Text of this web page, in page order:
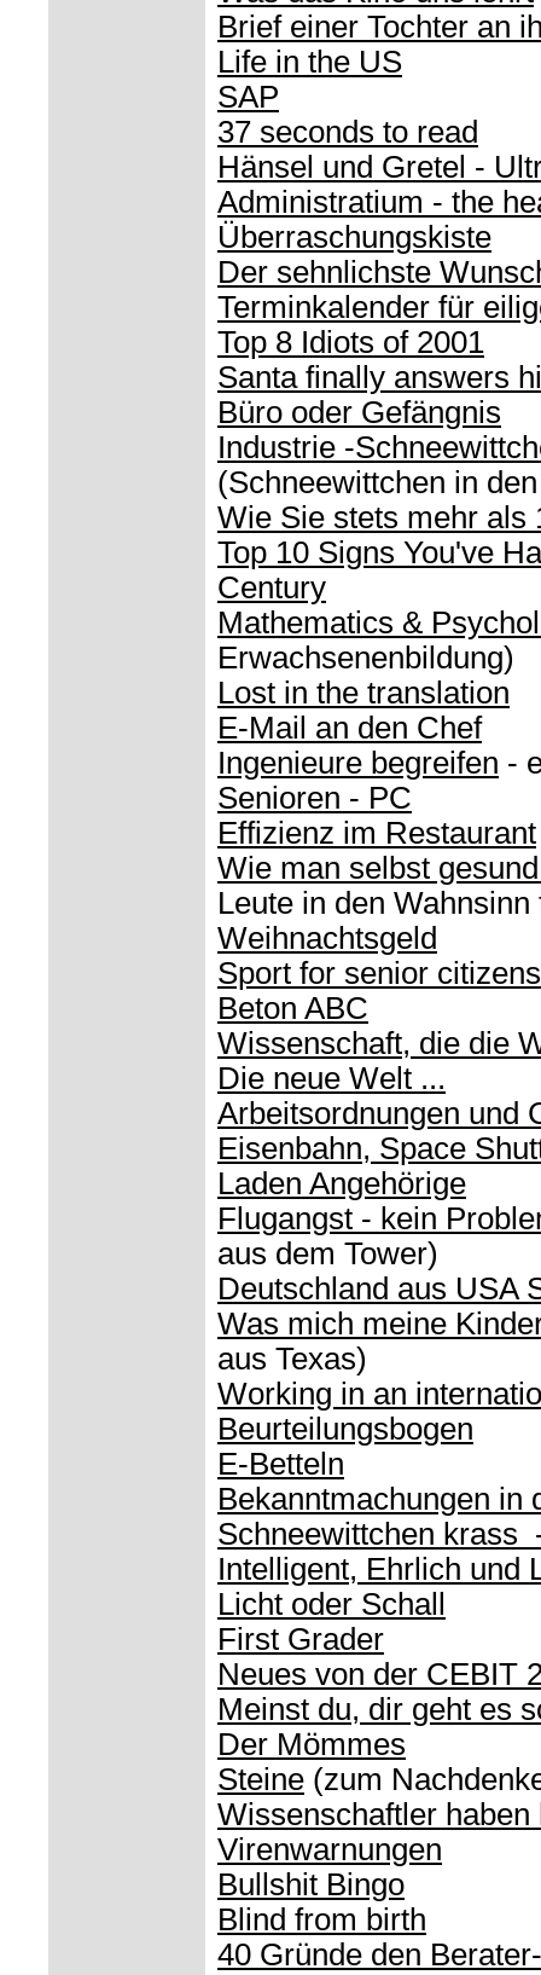
Brief einer Tochter an
Life in the US
SAP
37 seconds to read
Hänsel und Gretel -
Administratium - the
Überraschungskiste
Der sehnlichste
Terminkalender für
Top 8 Idiots of 2001
Santa finally answers
Büro oder Gefängnis
Industrie -
(Schneewittchen in
Wie Sie stets mehr als
Top 10 Signs You've
Century
Mathematics &
Erwachsenenbildung)
Lost in the translation
E-Mail an den Chef
Ingenieure begreifen -
Senioren - PC
Effizienz im Restaurant
Wie man selbst
Leute in den Wahnsinn
Weihnachtsgeld
Sport for senior citizens
Beton ABC
Wissenschaft, die die
Die neue Welt ...
Arbeitsordnungen und
Eisenbahn, Space
Laden Angehörige
Flugangst - kein
aus dem Tower)
Deutschland aus USA
Was mich meine
aus Texas)
Working in an
Beurteilungsbogen
E-Betteln
Bekanntmachungen in
Schneewittchen krass
Intelligent, Ehrlich und
Licht oder Schall
First Grader
Neues von der CEBIT
Meinst du, dir geht es
Der Mömmes
Steine (zum
Wissenschaftler haben
Virenwarnungen
Bullshit Bingo
Blind from birth
40 Gründe den